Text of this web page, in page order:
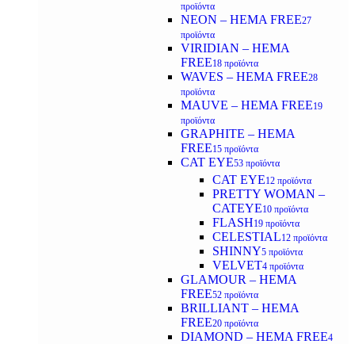
προϊόντα
NEON – HEMA FREE27
προϊόντα
VIRIDIAN – HEMA
FREE18 προϊόντα
WAVES – HEMA FREE28
προϊόντα
MAUVE – HEMA FREE19
προϊόντα
GRAPHITE – HEMA
FREE15 προϊόντα
CAT EYE53 προϊόντα
CAT EYE12 προϊόντα
PRETTY WOMAN –
CATEYE10 προϊόντα
FLASH19 προϊόντα
CELESTIAL12 προϊόντα
SHINNY5 προϊόντα
VELVET4 προϊόντα
GLAMOUR – HEMA
FREE52 προϊόντα
BRILLIANT – HEMA
FREE20 προϊόντα
DIAMOND – HEMA FREE4